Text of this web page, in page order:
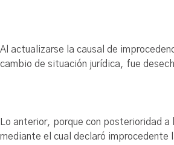
Al actualizarse la causal de
cambio de situación jurídica, fue
Lo anterior, porque con posterioridad
mediante el cual declaró improcedente